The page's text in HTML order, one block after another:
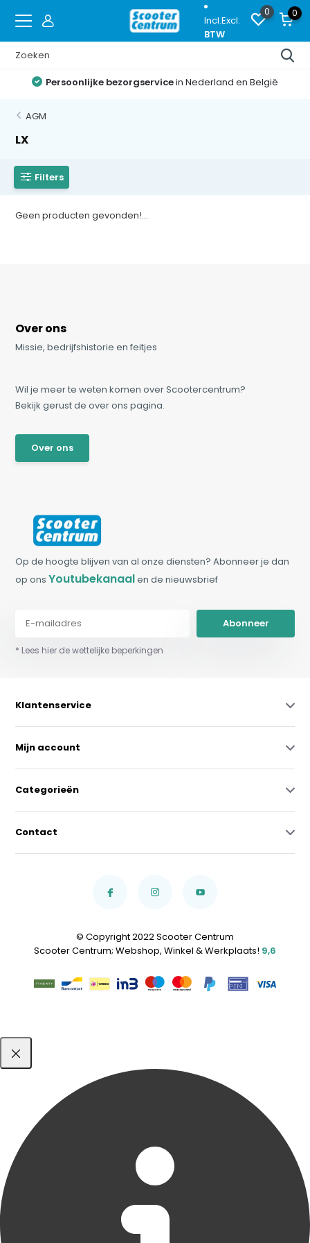
Incl.Excl.
BTW
0 0
Persoonlijke bezorgservicein Nederland en België
AGM
LX
Filters
Geen producten gevonden!...
Over ons
Missie, bedrijfshistorie en feitjes
Wil je meer te weten komen over Scootercentrum?
Bekijk gerust de over ons pagina.
Over ons
Op de hoogte blijven van al onze diensten? Abonneer je dan
op onsYoutubekanaalen de nieuwsbrief
Abonneer
* Lees hier de wettelijke beperkingen
Klantenservice
Mijn account
Categorieën
Contact
© Copyright 2022 Scooter Centrum
Scooter Centrum; Webshop, Winkel & Werkplaats! 9,6